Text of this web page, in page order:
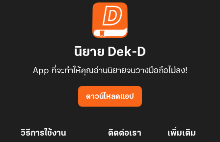
นิยาย Dek-D
App ที่จะทำให้คุณอ่านนิยายจนวางมือถือไม่ลง!
ดาวน์โหลดแอป
วิธีการใช้งาน ติดต่อเรา เพิ่มเติม